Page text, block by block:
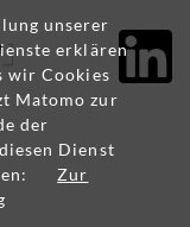
unserer
erklären
wir Cookies
Matomo zur
der
Dienst
Zur